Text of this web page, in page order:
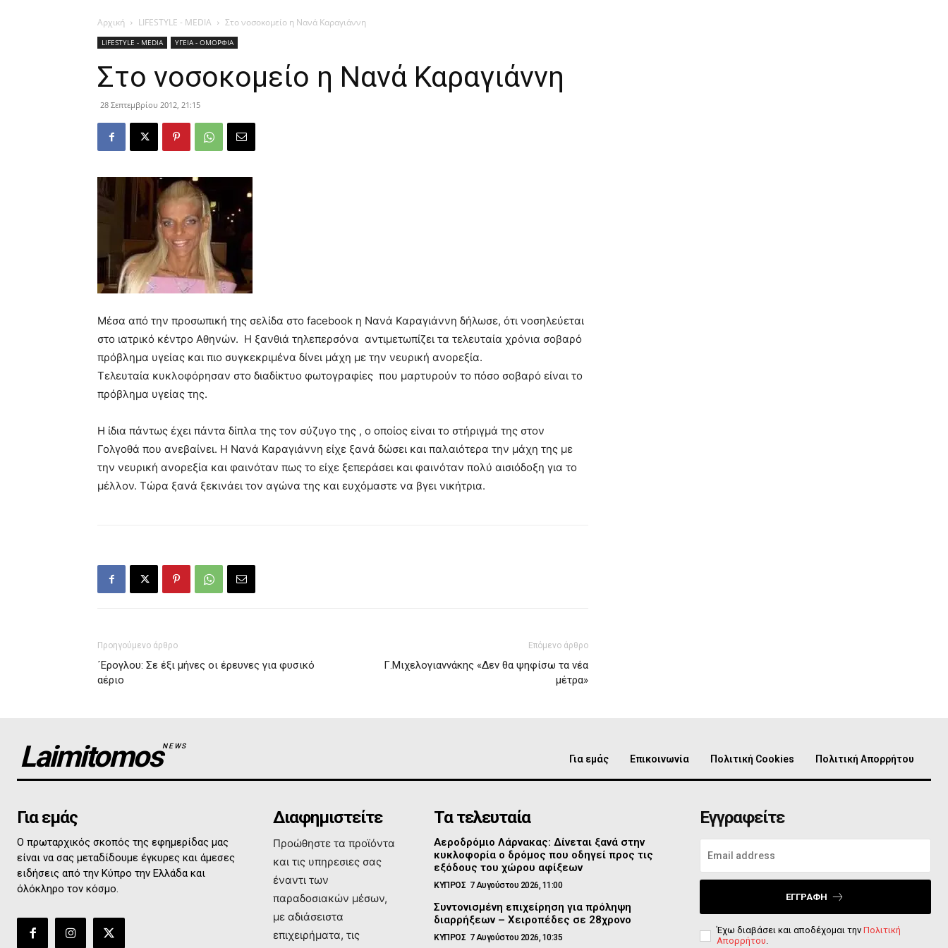
Αρχική LIFESTYLE - MEDIA Στο νοσοκομείο η Νανά Καραγιάννη
LIFESTYLE - MEDIA ΥΓΕΙΑ - ΟΜΟΡΦΙΑ
Στο νοσοκομείο η Νανά Καραγιάννη
28 Σεπτεμβρίου 2012, 21:15
Μέσα από την προσωπική της σελίδα στο facebook η Νανά Καραγιάννη δήλωσε, ότι νοσηλεύεται
στο ιατρικό κέντρο Αθηνών. Η ξανθιά τηλεπερσόνα αντιμετωπίζει τα τελευταία χρόνια σοβαρό
πρόβλημα υγείας και πιο συγκεκριμένα δίνει μάχη με την νευρική ανορεξία.
Τελευταία κυκλοφόρησαν στο διαδίκτυο φωτογραφίες που μαρτυρούν το πόσο σοβαρό είναι το
πρόβλημα υγείας της.
Η ίδια πάντως έχει πάντα δίπλα της τον σύζυγο της , ο οποίος είναι το στήριγμά της στον
Γολγοθά που ανεβαίνει. Η Νανά Καραγιάννη είχε ξανά δώσει και παλαιότερα την μάχη της με
την νευρική ανορεξία και φαινόταν πως το είχε ξεπεράσει και φαινόταν πολύ αισιόδοξη για το
μέλλον. Τώρα ξανά ξεκινάει τον αγώνα της και ευχόμαστε να βγει νικήτρια.
Προηγούμενο άρθρο
´Ερογλου: Σε έξι μήνες οι έρευνες για φυσικό
αέριο
Επόμενο άρθρο
Γ.Μιχελογιαννάκης «Δεν θα ψηφίσω τα νέα
μέτρα»
LaimitomosNEWS
Για εμάς Επικοινωνία Πολιτική Cookies Πολιτική Απορρήτου
Για εμάς
Ο πρωταρχικός σκοπός της εφημερίδας μας
είναι να σας μεταδίδουμε έγκυρες και άμεσες
ειδήσεις από την Κύπρο την Ελλάδα και
όλόκληρο τον κόσμο.
Διαφημιστείτε
Προώθηστε τα προϊόντα
και τις υπηρεσιες σας
έναντι των
παραδοσιακών μέσων,
με αδιάσειστα
επιχειρήματα, τις
Τα τελευταία
Αεροδρόμιο Λάρνακας: Δίνεται ξανά στην
κυκλοφορία ο δρόμος που οδηγεί προς τις
εξόδους του χώρου αφίξεων
ΚΥΠΡΟΣ 7 Αυγούστου 2026, 11:00
Συντονισμένη επιχείρηση για πρόληψη
διαρρήξεων – Χειροπέδες σε 28χρονο
ΚΥΠΡΟΣ 7 Αυγούστου 2026, 10:35
Εγγραφείτε
ΕΓΓΡΑΦΉ
Έχω διαβάσει και αποδέχομαι την Πολιτική
Απορρήτου.